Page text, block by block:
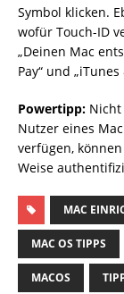
Symbol klicken.
wofür Touch-ID
„Deinen Mac
Pay“ und
Powertipp:
Nutzer eines
verfügen,
Weise
MAC
MAC OS TIPPS
MACOS